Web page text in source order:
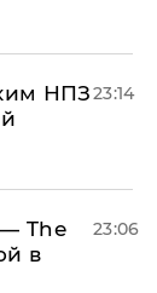
НПЗ23:14
The
в
23:06